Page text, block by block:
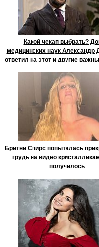
Какой чекап выбрать?
медицинских наук Александр
ответил на этот и другие
Бритни Спирс попыталась
грудь на видео
получилось